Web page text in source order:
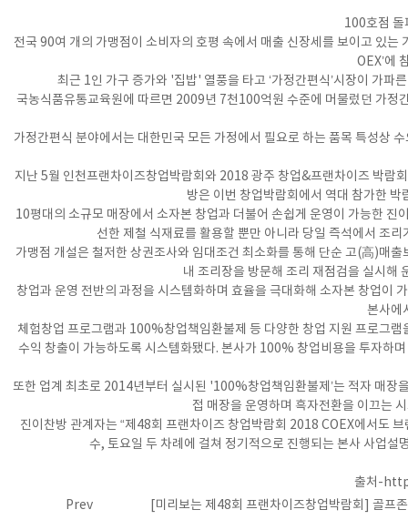
100호점 돌
전국 90여 개의 가맹점이 소비자의 호평 속에서 매출 신장세를 보이고 있
OEX’에
최근 1인 가구 증가와 '집밥' 열풍을 타고 ‘가정간편식’시장이 가파
국농식품유통교육원에 따르면 2009년 7천100억원 수준에 머물렀던 가정
가정간편식 분야에서는 대한민국 모든 가정에서 필요로 하는 품목 특성상
지난 5월 인천프랜차이즈창업박람회와 2018 광주 창업&프랜차이즈 박람
방은 이번 창업박람회에서 역대 참가한
10평대의 소규모 매장에서 소자본 창업과 더불어 손쉽게 운영이 가능한 진
선한 제철 식재료를 활용할 뿐만 아니라 당일 즉석에서 조
가맹점 개설은 철저한 상권조사와 임대조건 최소화를 통해 단순 고(高)매
내 조리장을 방문해 조리 재점검을 실시해
창업과 운영 전반의 과정을 시스템화하며 효율을 극대화해 소자본 창업이
본사에
체험창업 프로그램과 100%창업책임환불제 등 다양한 창업 지원 프로그
수익 창출이 가능하도록 시스템화됐다. 본사가 100% 창업비용을 투자하
또한 업계 최초로 2014년부터 실시된 '100%창업책임환불제’는 적자 매장
접 매장을 운영하며 흑자전환을 이끄는
진이찬방 관계자는 “제48회 프랜차이즈 창업박람회 2018 COEX에서도
수, 토요일 두 차례에 걸쳐 정기적으로 진행되는 본사 사업설
출처-
Prev
[미리보는 제48회 프랜차이즈창업박람회] 골프